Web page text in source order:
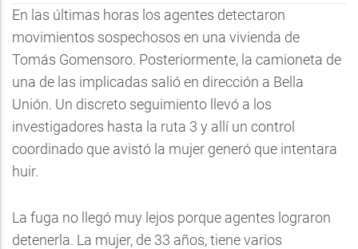
En las últimas horas los agentes detectaron
movimientos sospechosos en una vivienda de
Tomás Gomensoro. Posteriormente, la camioneta de
una de las implicadas salió en dirección a Bella
Unión. Un discreto seguimiento llevó a los
investigadores hasta la ruta 3 y allí un control
coordinado que avistó la mujer generó que intentara
huir.
La fuga no llegó muy lejos porque agentes lograron
detenerla. La mujer, de 33 años, tiene varios